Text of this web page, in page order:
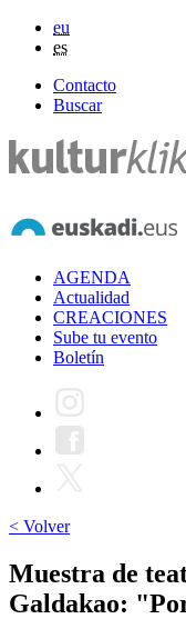
eu
es
Contacto
Buscar
AGENDA
Actualidad
CREACIONES
Sube tu evento
Boletín
< Volver
Muestra de
Galdakao: